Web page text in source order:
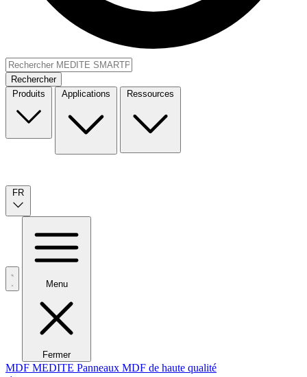
Rechercher
Produits
Applications Ressources
FR
Menu
Fermer
MDF MEDITE Panneaux MDF de haute qualité